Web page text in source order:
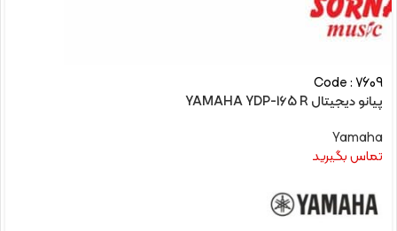
Code : 7609
پیانو دیجیتال YAMAHA YDP-165 R
Yamaha
تماس بگیرید